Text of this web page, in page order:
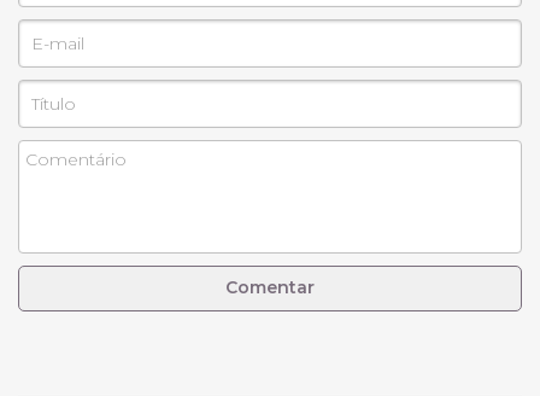
Comentar